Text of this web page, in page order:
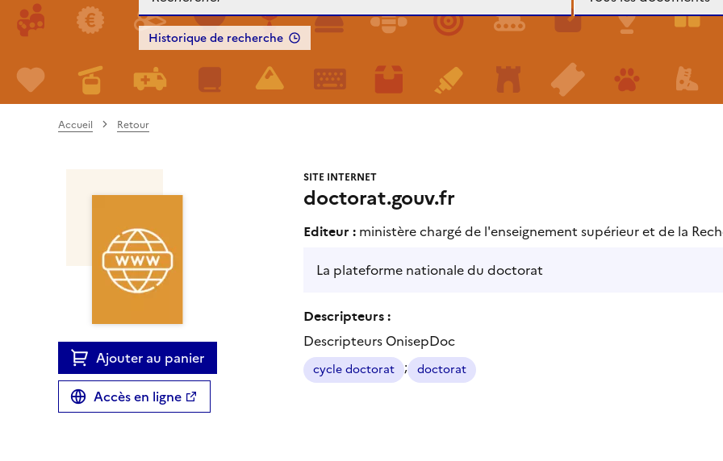
Historique de recherche
Accueil Retour
Ajouter au panier
Accès en ligne
SITE INTERNET
doctorat.gouv.fr
Editeur : ministère chargé de l'enseignement supérieur et de la
La plateforme nationale du doctorat
Descripteurs :
Descripteurs OnisepDoc
cycle doctorat ; doctorat